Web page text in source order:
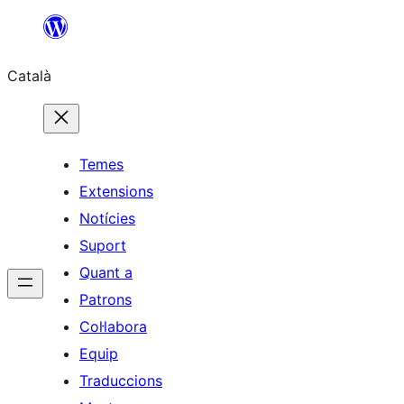
contingut
Català
Temes
Extensions
Notícies
Suport
Quant a
Patrons
Col·labora
Equip
Traduccions